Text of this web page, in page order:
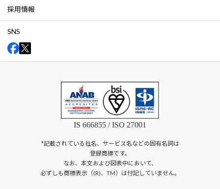
採用情報
SNS
IS 666855 / ISO 27001
*記載されている社名、サービス名などの固有名詞は
登録商標です。
なお、本文および図表中において、
必ずしも商標表示（(R)、TM）は付記していません。